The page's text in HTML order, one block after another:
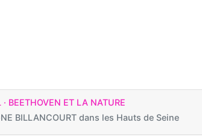
BEETHOVEN ET LA NATURE
BILLANCOURT dans les Hauts de Seine